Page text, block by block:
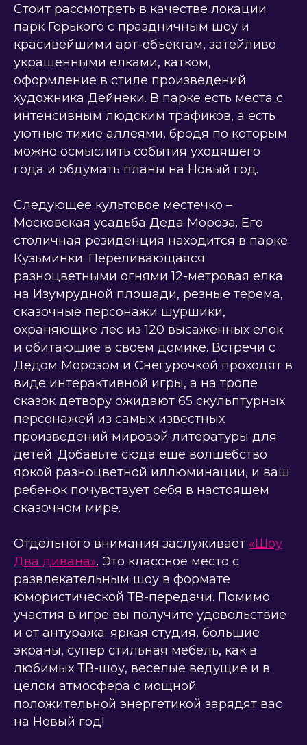
Стоит рассмотреть в качестве локации
парк Горького с праздничным шоу и
красивейшими арт-объектам, затейливо
украшенными елками, катком,
оформление в стиле произведений
художника Дейнеки. В парке есть места с
интенсивным людским трафиков, а есть
уютные тихие аллеями, бродя по которым
можно осмыслить события уходящего
года и обдумать планы на Новый год.
Следующее культовое местечко –
Московская усадьба Деда Мороза. Его
столичная резиденция находится в парке
Кузьминки. Переливающаяся
разноцветными огнями 12-метровая елка
на Изумрудной площади, резные терема,
сказочные персонажи шуршики,
охраняющие лес из 120 высаженных елок
и обитающие в своем домике. Встречи с
Дедом Морозом и Снегурочкой проходят в
виде интерактивной игры, а на тропе
сказок детвору ожидают 65 скульптурных
персонажей из самых известных
произведений мировой литературы для
детей. Добавьте сюда еще волшебство
яркой разноцветной иллюминации, и ваш
ребенок почувствует себя в настоящем
сказочном мире.
Отдельного внимания заслуживает «Шоу
Два дивана». Это классное место с
развлекательным шоу в формате
юмористической ТВ-передачи. Помимо
участия в игре вы получите удовольствие
и от антуража: яркая студия, большие
экраны, супер стильная мебель, как в
любимых ТВ-шоу, веселые ведущие и в
целом атмосфера с мощной
положительной энергетикой зарядят вас
на Новый год!